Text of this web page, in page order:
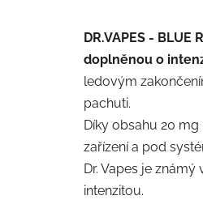
DR.VAPES -
doplněnou o
ledovým
pachuti.
Díky obsahu 20
zařízení a pod
Dr. Vapes je
intenzitou.